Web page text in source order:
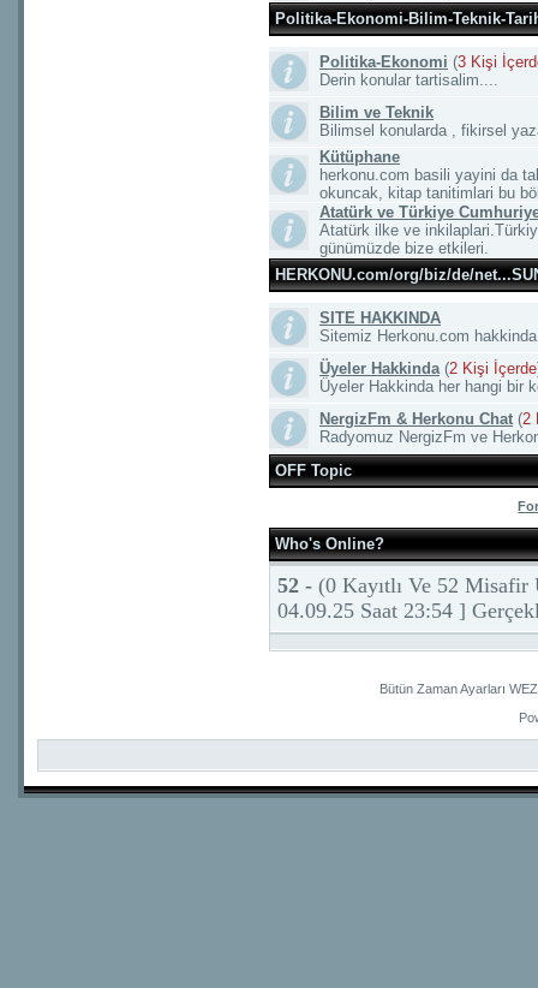
Politika-Ekonomi-Bilim-Teknik-
Politika-Ekonomi (3 Kişi
Derin konular tartisalim....
Bilim ve Teknik
Bilimsel konularda , fikirsel
Kütüphane
herkonu.com basili yayini da
okuncak, kitap tanitimlari bu
Atatürk ve Türkiye
Atatürk ilke ve
günümüzde bize etkileri.
HERKONU.com/org/biz/de/
SITE HAKKINDA
Sitemiz Herkonu.com
Üyeler Hakkinda (2 Kişi İçerde
Üyeler Hakkinda her hangi bir
NergizFm & Herkonu Chat (2
Radyomuz NergizFm ve
OFF Topic
Who's Online?
52 - (0 Kayıtlı Ve 52
04.09.25 Saat 23:54 ]
Bütün Zaman Ayarları